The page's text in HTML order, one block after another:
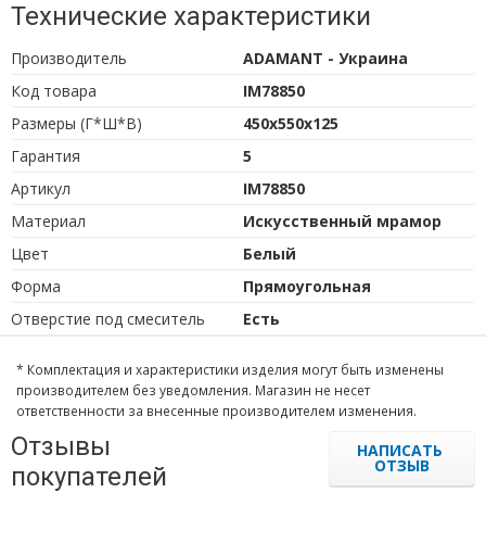
Технические характеристики
Производитель
ADAMANT - Украина
Код товара
IM78850
Размеры (Г*Ш*В)
450х550х125
Гарантия
5
Артикул
IM78850
Материал
Искусственный мрамор
Цвет
Белый
Форма
Прямоугольная
Отверстие под смеситель
Есть
* Комплектация и характеристики изделия могут быть изменены
производителем без уведомления. Магазин не несет
ответственности за внесенные производителем изменения.
Отзывы
покупателей
НАПИСАТЬ
ОТЗЫВ